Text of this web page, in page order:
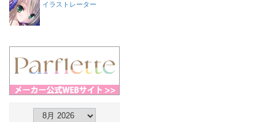
イラストレーター